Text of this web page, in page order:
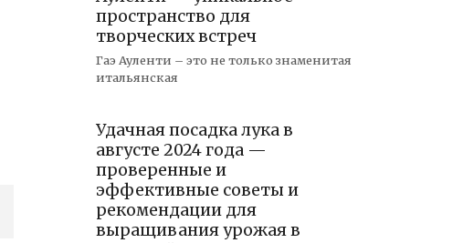
пространство для
творческих встреч
Гаэ Ауленти – это не только знаменитая
итальянская
Удачная посадка лука в
августе 2024 года —
проверенные и
эффективные советы и
рекомендации для
выращивания урожая в